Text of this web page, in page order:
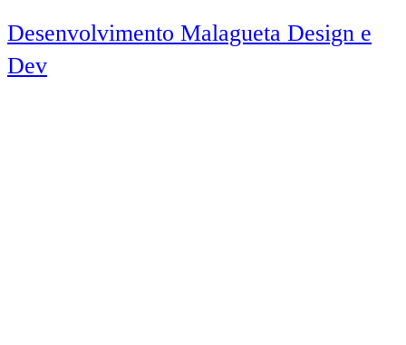
Desenvolvimento Malagueta Design e
Dev